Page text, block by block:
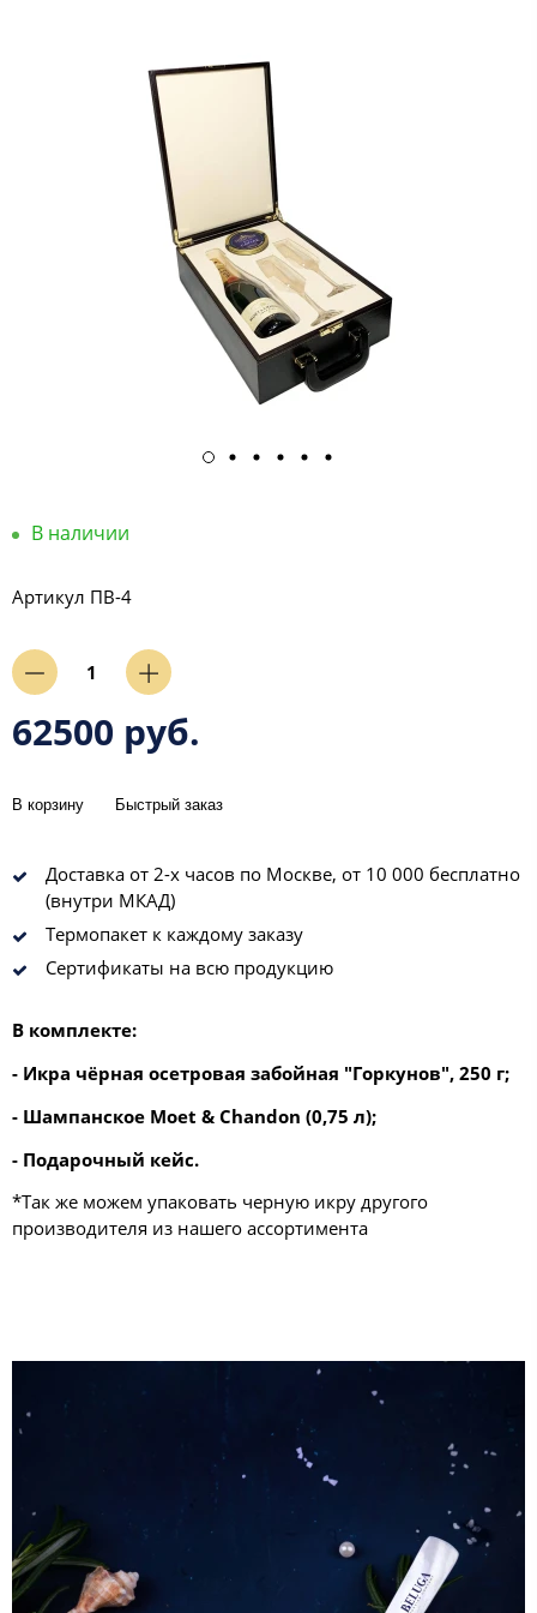
В наличии
Артикул ПВ-4
62500 руб.
В корзину Быстрый заказ
Доставка от 2-х часов по Москве, от 10 000 бесплатно
(внутри МКАД)
Термопакет к каждому заказу
Сертификаты на всю продукцию
В комплекте:
- Икра чёрная осетровая забойная "Горкунов", 250 г;
- Шампанское Moet & Chandon (0,75 л);
- Подарочный кейс.
*Так же можем упаковать черную икру другого
производителя из нашего ассортимента